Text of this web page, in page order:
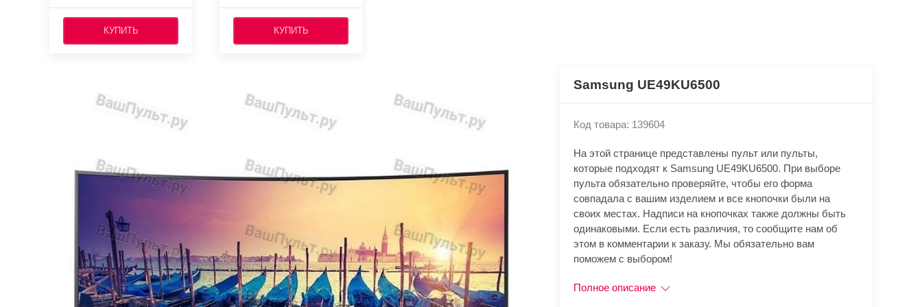
КУПИТЬ КУПИТЬ
Samsung UE49KU6500
Код товара: 139604
На этой странице представлены пульт или пульты,
которые подходят к Samsung UE49KU6500. При выборе
пульта обязательно проверяйте, чтобы его форма
совпадала с вашим изделием и все кнопочки были на
своих местах. Надписи на кнопочках также должны быть
одинаковыми. Если есть различия, то сообщите нам об
этом в комментарии к заказу. Мы обязательно вам
поможем с выбором!
Полное описание